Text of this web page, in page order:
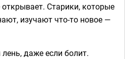
Старики, которые
изучают что-то новое —
даже если болит.